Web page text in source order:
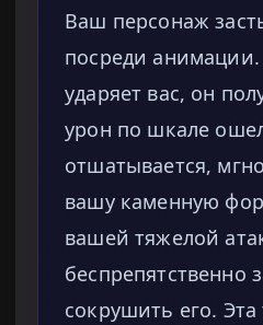
Ваш персонаж
посреди анимации.
ударяет вас, он
урон по шкале
отшатывается,
вашу каменную
вашей тяжелой
беспрепятственно
сокрушить его. Эта